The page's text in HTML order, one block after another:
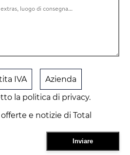
IVA
Azienda
la politica di privacy.
e notizie di Total